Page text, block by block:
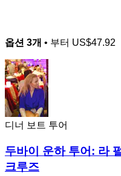
옵션 3개 • 부터 US$47.92
디너 보트 투어
두바이 운하 투어: 라
크루즈